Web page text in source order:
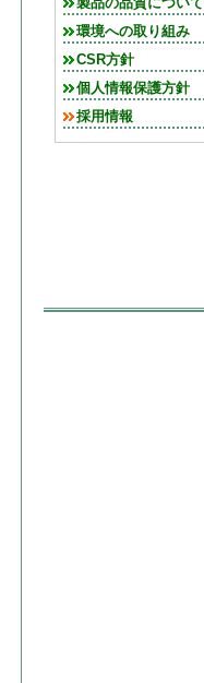
製品の品質について
環境への取り組み
CSR方針
個人情報保護方針
採用情報